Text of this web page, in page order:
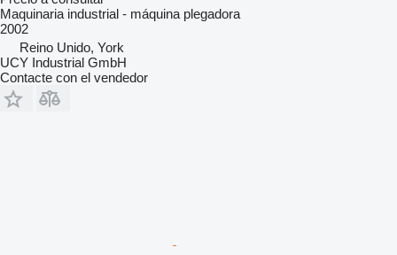
Maquinaria industrial - máquina plegadora
2002
Reino Unido, York
UCY Industrial GmbH
Contacte con el vendedor